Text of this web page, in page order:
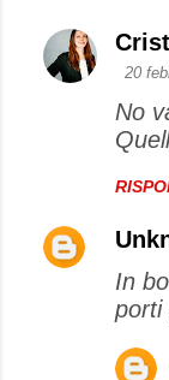
C
t
20
No
In
porti